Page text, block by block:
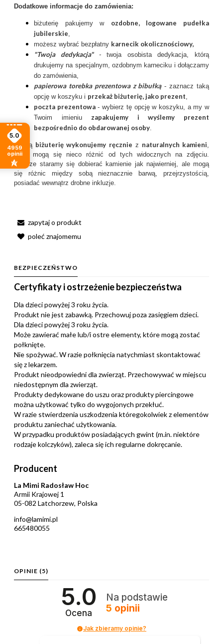
Dodatkowe informacje do zamówienia:
biżuterię pakujemy w ozdobne, logowane pudełka
jubilerskie,
możesz wybrać bezpłatny karnecik okolicznościowy,
"Twoja dedykacja"-twoja osobista dedykacja, którą
drukujemy na specjalnym, ozdobnym karneciku i dołączamy
do zamówienia,
papierowa torebka prezentowa z bibułką- zaznacz taką
opcję w koszyku i przekaż biżuterię, jako prezent,
poczta prezentowa- wybierz tę opcję w koszyku, a my w
Twoim imieniuzapakujemy i wyślemy prezent
bezpośrednio do obdarowanej osoby.
Naszą biżuterię wykonujemy ręcznie z naturalnych kamieni,
które mogą się nieco różnić od tych widocznych na zdjęciu.
Zawsze staramy się dobierać kamienie jak najwierniej, ale mogą
się różnic między sobą nieznacznie barwą, przejrzystością,
posiadać wewnątrz drobne inkluzje.
zapytaj o produkt
poleć znajomemu
BEZPIECZEŃSTWO
Certyfikaty i ostrzeżenie bezpieczeństwa
Dla dzieci powyżej 3 roku życia.
Produkt nie jest zabawką. Przechowuj poza zasięgiem dzieci.
Dla dzieci powyżej 3 roku życia.
Może zawierać małe lub/i ostre elementy, które mogą zostać
połknięte.
Nie spożywać. W razie połknięcia natychmiast skontaktować
się z lekarzem.
Produkt nieodpowiedni dla zwierząt. Przechowywać w miejscu
niedostępnym dla zwierząt.
Produkty dedykowane do uszu oraz produkty piercingowe
można użytkować tylko do wygojonych przekłuć.
W razie stwierdzenia uszkodzenia któregokolwiek z elementów
produktu zaniechać użytkowania.
W przypadku produktów posiadających gwint (m.in. niektóre
rodzaje kolczyków), zaleca się ich regularne dokręcanie.
Producent
La Mimi Radosław Hoc
Armii Krajowej 1
05-082 Latchorzew, Polska
info@lamimi.pl
665480055
OPINIE (5)
5.0
Ocena
Na podstawie
5 opinii
Jak zbieramy opinie?
5.0
4959
opinii